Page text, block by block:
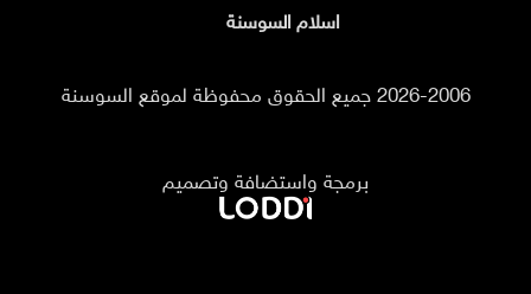
اسلام السوسنة
2026-2006 جميع الحقوق محفوظة لموقع السوسنة
برمجة واستضافة وتصميم